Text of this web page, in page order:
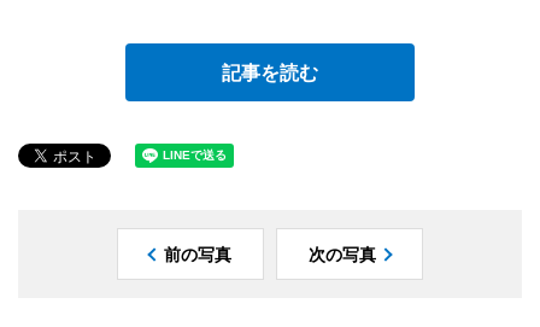
記事を読む
前の写真 次の写真